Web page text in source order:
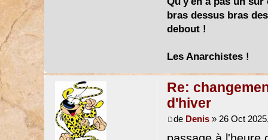
bras dessus bras
debout !
Les Anarchistes !
Re:
d'hiver
de Denis» 26 Oct